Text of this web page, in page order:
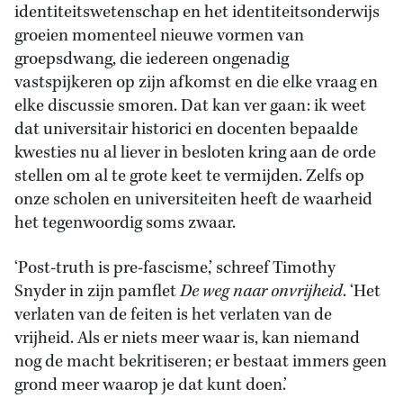
identiteitswetenschap en het identiteitsonderwijs
groeien momenteel nieuwe vormen van
groepsdwang, die iedereen ongenadig
vastspijkeren op zijn afkomst en die elke vraag en
elke discussie smoren. Dat kan ver gaan: ik weet
dat universitair historici en docenten bepaalde
kwesties nu al liever in besloten kring aan de orde
stellen om al te grote keet te vermijden. Zelfs op
onze scholen en universiteiten heeft de waarheid
het tegenwoordig soms zwaar.
‘Post-truth is pre-fascisme,’ schreef Timothy
Snyder in zijn pamfletDe weg naar onvrijheid. ‘Het
verlaten van de feiten is het verlaten van de
vrijheid. Als er niets meer waar is, kan niemand
nog de macht bekritiseren; er bestaat immers geen
grond meer waarop je dat kunt doen.’